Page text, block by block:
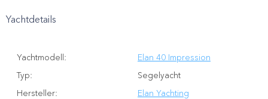
Yachtdetails
Yachtmodell:
Elan 40 Impression
Typ:
Segelyacht
Hersteller:
Elan Yachting